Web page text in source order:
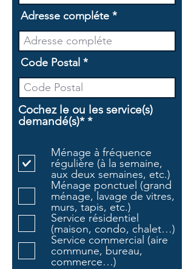
Adresse compléte
Code Postal
Cochez le ou les service(s)
demandé(s)* *O
g
a
t
o
i
r
e
Ménage à fréquence
régulière (à la semaine,
aux deux semaines, etc.)
Ménage ponctuel (grand
ménage, lavage de vitres,
murs, tapis, etc.)
Service résidentiel
(maison, condo, chalet…)
Service commercial (aire
commune, bureau,
commerce…)